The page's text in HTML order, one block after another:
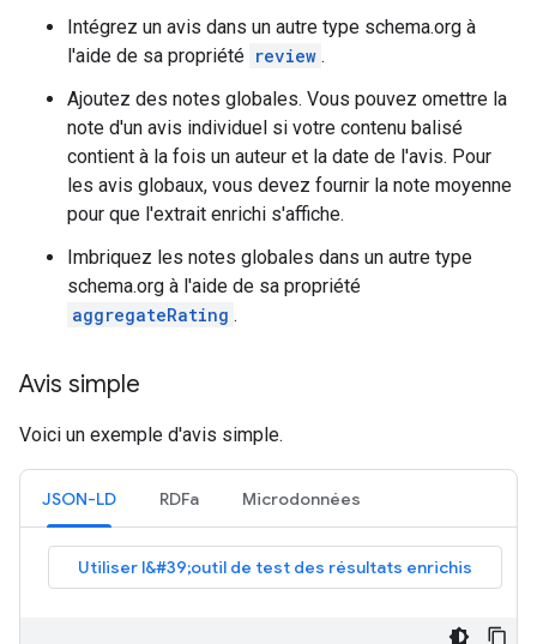
Intégrez un avis dans un autre type schema.org à
l'aide de sa propriété review .
Ajoutez des notes globales. Vous pouvez omettre la
note d'un avis individuel si votre contenu balisé
contient à la fois un auteur et la date de l'avis. Pour
les avis globaux, vous devez fournir la note moyenne
pour que l'extrait enrichi s'affiche.
Imbriquez les notes globales dans un autre type
schema.org à l'aide de sa propriété
aggregateRating .
Avis simple
Voici un exemple d'avis simple.
JSON-LD RDFa Microdonnées